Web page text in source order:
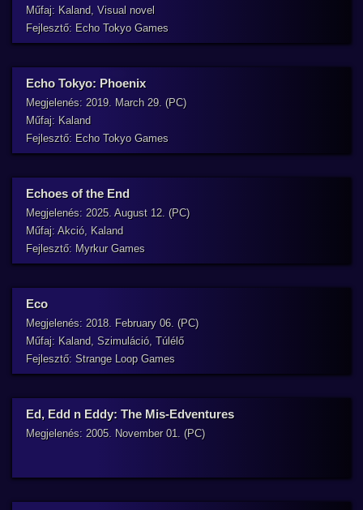
Műfaj: Kaland, Visual novel
Fejlesztő: Echo Tokyo Games
Echo Tokyo: Phoenix
Megjelenés: 2019. March 29. (PC)
Műfaj: Kaland
Fejlesztő: Echo Tokyo Games
Echoes of the End
Megjelenés: 2025. August 12. (PC)
Műfaj: Akció, Kaland
Fejlesztő: Myrkur Games
Eco
Megjelenés: 2018. February 06. (PC)
Műfaj: Kaland, Szimuláció, Túlélő
Fejlesztő: Strange Loop Games
Ed, Edd n Eddy: The Mis-Edventures
Megjelenés: 2005. November 01. (PC)